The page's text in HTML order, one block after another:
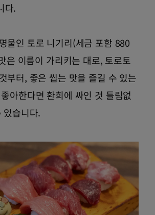
다.
물인 토로 니기리(세금 포함 880
은 이름이 가리키는 대로, 토로토
부터, 좋은 씹는 맛을 즐길 수 있는
아한다면 환희에 싸인 것 틀림없
있습니다.